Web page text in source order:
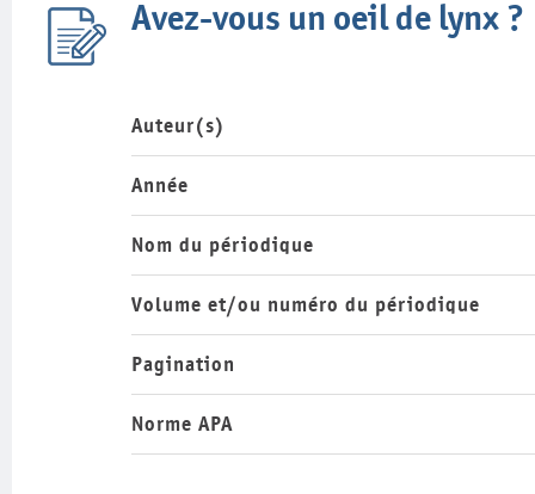
Avez-vous un oeil de lynx ?
Auteur(s)
Année
Nom du périodique
Volume et/ou numéro du périodique
Pagination
Norme APA